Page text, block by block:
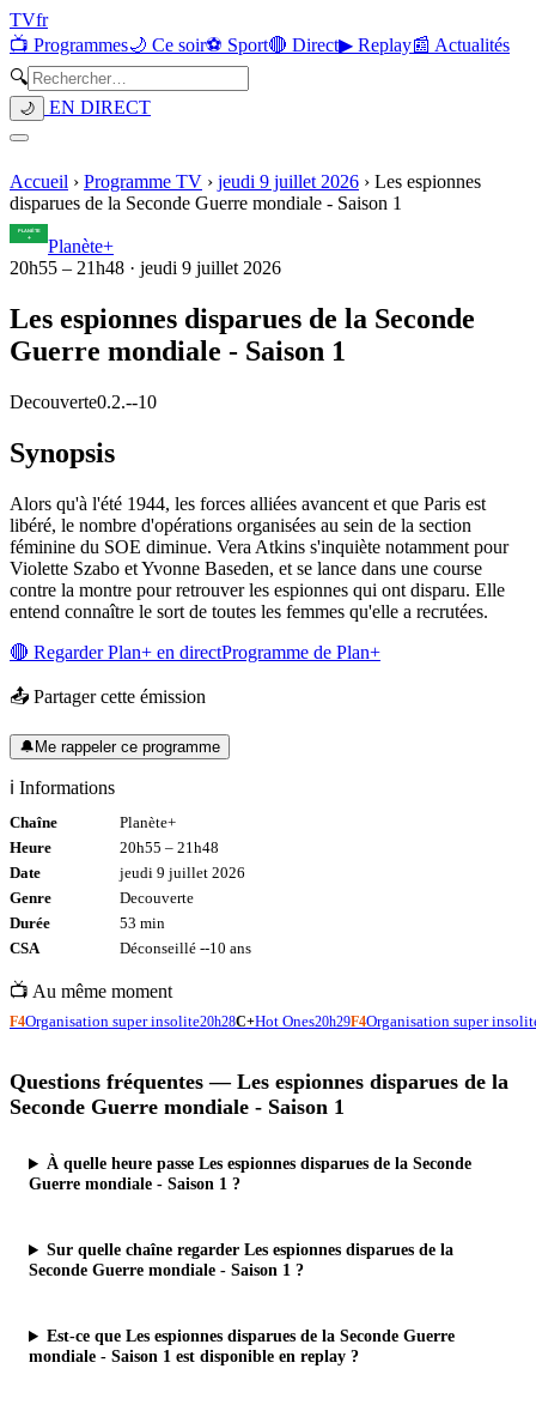
TVfr
📺 Programmes🌙 Ce soir⚽ Sport🔴 Direct▶ Replay📰 Actualités
🔍
🌙 EN DIRECT
Accueil › Programme TV › jeudi 9 juillet 2026 › Les espionnes
disparues de la Seconde Guerre mondiale - Saison 1
Planète+
20h55 – 21h48 · jeudi 9 juillet 2026
Les espionnes disparues de la Seconde
Guerre mondiale - Saison 1
Decouverte0.2.--10
Synopsis
Alors qu'à l'été 1944, les forces alliées avancent et que Paris est
libéré, le nombre d'opérations organisées au sein de la section
féminine du SOE diminue. Vera Atkins s'inquiète notamment pour
Violette Szabo et Yvonne Baseden, et se lance dans une course
contre la montre pour retrouver les espionnes qui ont disparu. Elle
entend connaître le sort de toutes les femmes qu'elle a recrutées.
🔴 RegarderPlan+ en directProgramme de Plan+
📤 Partager cette émission
🔔Me rappeler ce programme
ℹ️ Informations
Chaîne
Planète+
Heure
20h55 – 21h48
Date
jeudi 9 juillet 2026
Genre
Decouverte
Durée
53 min
CSA
Déconseillé --10 ans
📺 Au même moment
F4Organisation super insolite20h28C+Hot Ones20h29F4Organisation super
Questions fréquentes — Les espionnes disparues de la
Seconde Guerre mondiale - Saison 1
À quelle heure passe Les espionnes disparues de la Seconde
Guerre mondiale - Saison 1 ?
Sur quelle chaîne regarder Les espionnes disparues de la
Seconde Guerre mondiale - Saison 1 ?
Est-ce que Les espionnes disparues de la Seconde Guerre
mondiale - Saison 1 est disponible en replay ?